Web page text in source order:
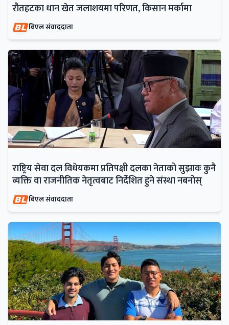
रौतहटका धान खेत जलाशयमा परिणत, किसान मर्कामा
बिएल संवाददाता
राष्ट्रिय सेवा दल विधेयकमा प्रतिपक्षी दलका नेताको सुझावः कुनै
व्यक्ति वा राजनीतिक नेतृत्वबाट निर्देशित हुने संस्था नबनोस्
बिएल संवाददाता